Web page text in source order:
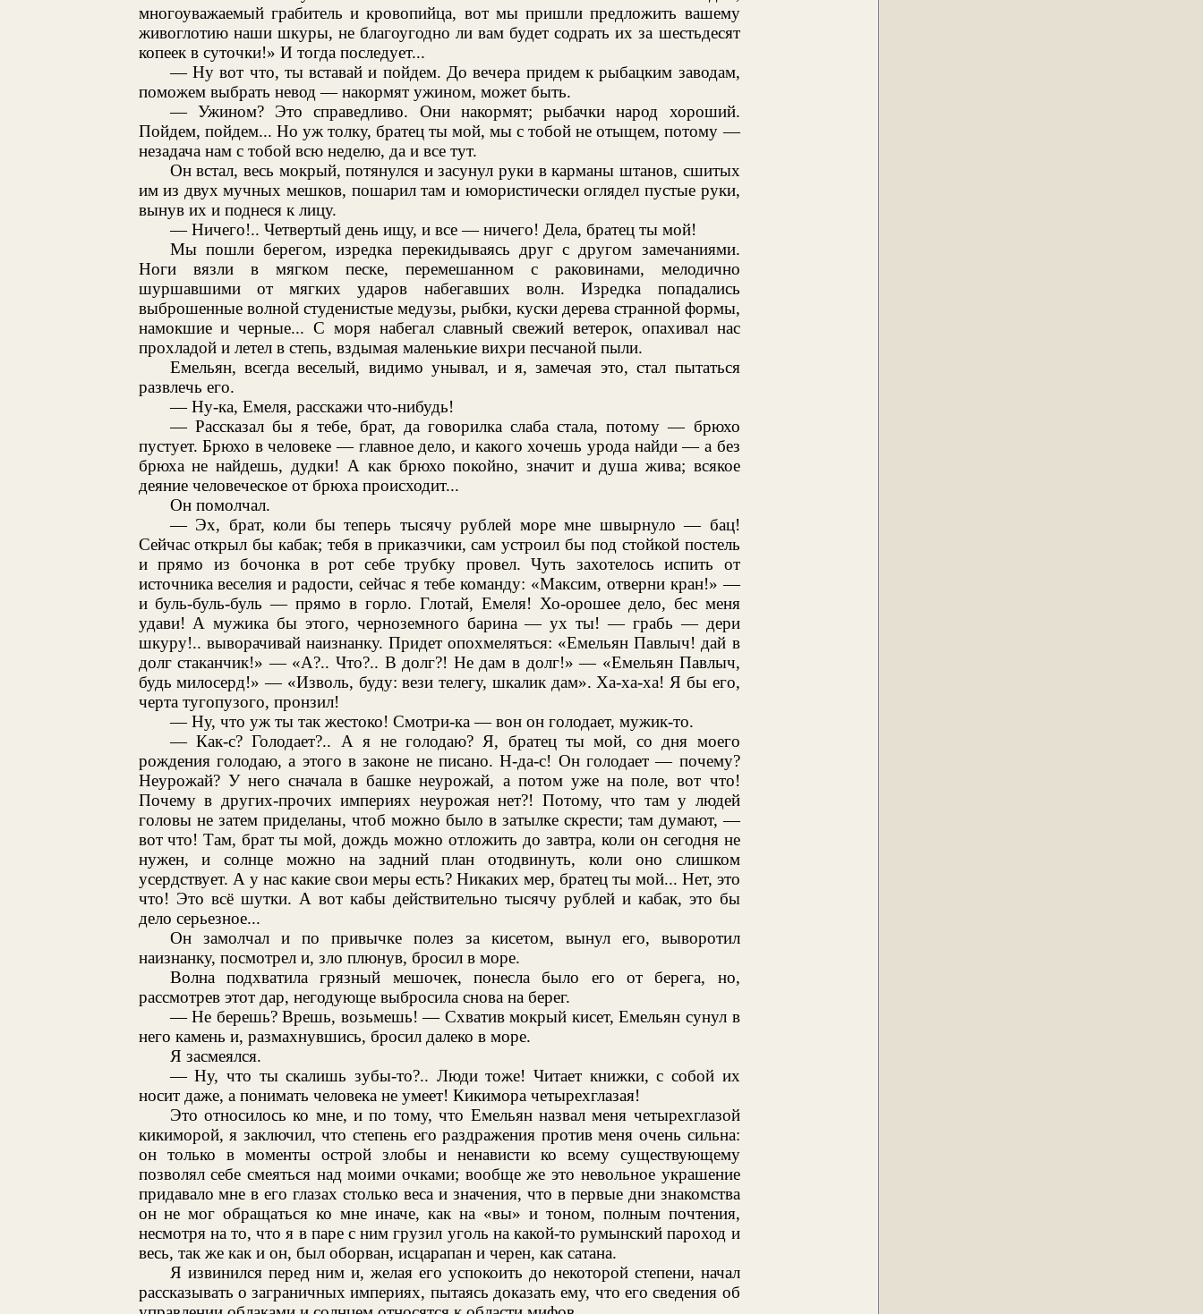
многоуважаемый грабитель и кровопийца, вот мы пришли предложить вашему
живоглотию наши шкуры, не благоугодно ли вам будет содрать их за шестьдесят
копеек в суточки!» И тогда последует...
— Ну вот что, ты вставай и пойдем. До вечера придем к рыбацким заводам,
поможем выбрать невод — накормят ужином, может быть.
— Ужином? Это справедливо. Они накормят; рыбачки народ хороший.
Пойдем, пойдем... Но уж толку, братец ты мой, мы с тобой не отыщем, потому —
незадача нам с тобой всю неделю, да и все тут.
Он встал, весь мокрый, потянулся и засунул руки в карманы штанов, сшитых
им из двух мучных мешков, пошарил там и юмористически оглядел пустые руки,
вынув их и поднеся к лицу.
— Ничего!.. Четвертый день ищу, и все — ничего! Дела, братец ты мой!
Мы пошли берегом, изредка перекидываясь друг с другом замечаниями.
Ноги вязли в мягком песке, перемешанном с раковинами, мелодично
шуршавшими от мягких ударов набегавших волн. Изредка попадались
выброшенные волной студенистые медузы, рыбки, куски дерева странной формы,
намокшие и черные... С моря набегал славный свежий ветерок, опахивал нас
прохладой и летел в степь, вздымая маленькие вихри песчаной пыли.
Емельян, всегда веселый, видимо унывал, и я, замечая это, стал пытаться
развлечь его.
— Ну-ка, Емеля, расскажи что-нибудь!
— Рассказал бы я тебе, брат, да говорилка слаба стала, потому — брюхо
пустует. Брюхо в человеке — главное дело, и какого хочешь урода найди — а без
брюха не найдешь, дудки! А как брюхо покойно, значит и душа жива; всякое
деяние человеческое от брюха происходит...
Он помолчал.
— Эх, брат, коли бы теперь тысячу рублей море мне швырнуло — бац!
Сейчас открыл бы кабак; тебя в приказчики, сам устроил бы под стойкой постель
и прямо из бочонка в рот себе трубку провел. Чуть захотелось испить от
источника веселия и радости, сейчас я тебе команду: «Максим, отверни кран!» —
и буль-буль-буль — прямо в горло. Глотай, Емеля! Хо-орошее дело, бес меня
удави! А мужика бы этого, черноземного барина — ух ты! — грабь — дери
шкуру!.. выворачивай наизнанку. Придет опохмеляться: «Емельян Павлыч! дай в
долг стаканчик!» — «А?.. Что?.. В долг?! Не дам в долг!» — «Емельян Павлыч,
будь милосерд!» — «Изволь, буду: вези телегу, шкалик дам». Ха-ха-ха! Я бы его,
черта тугопузого, пронзил!
— Ну, что уж ты так жестоко! Смотри-ка — вон он голодает, мужик-то.
— Как-с? Голодает?.. А я не голодаю? Я, братец ты мой, со дня моего
рождения голодаю, а этого в законе не писано. Н-да-с! Он голодает — почему?
Неурожай? У него сначала в башке неурожай, а потом уже на поле, вот что!
Почему в других-прочих империях неурожая нет?! Потому, что там у людей
головы не затем приделаны, чтоб можно было в затылке скрести; там думают, —
вот что! Там, брат ты мой, дождь можно отложить до завтра, коли он сегодня не
нужен, и солнце можно на задний план отодвинуть, коли оно слишком
усердствует. А у нас какие свои меры есть? Никаких мер, братец ты мой... Нет, это
что! Это всё шутки. А вот кабы действительно тысячу рублей и кабак, это бы
дело серьезное...
Он замолчал и по привычке полез за кисетом, вынул его, выворотил
наизнанку, посмотрел и, зло плюнув, бросил в море.
Волна подхватила грязный мешочек, понесла было его от берега, но,
рассмотрев этот дар, негодующе выбросила снова на берег.
— Не берешь? Врешь, возьмешь! — Схватив мокрый кисет, Емельян сунул в
него камень и, размахнувшись, бросил далеко в море.
Я засмеялся.
— Ну, что ты скалишь зубы-то?.. Люди тоже! Читает книжки, с собой их
носит даже, а понимать человека не умеет! Кикимора четырехглазая!
Это относилось ко мне, и по тому, что Емельян назвал меня четырехглазой
кикиморой, я заключил, что степень его раздражения против меня очень сильна:
он только в моменты острой злобы и ненависти ко всему существующему
позволял себе смеяться над моими очками; вообще же это невольное украшение
придавало мне в его глазах столько веса и значения, что в первые дни знакомства
он не мог обращаться ко мне иначе, как на «вы» и тоном, полным почтения,
несмотря на то, что я в паре с ним грузил уголь на какой-то румынский пароход и
весь, так же как и он, был оборван, исцарапан и черен, как сатана.
Я извинился перед ним и, желая его успокоить до некоторой степени, начал
рассказывать о заграничных империях, пытаясь доказать ему, что его сведения об